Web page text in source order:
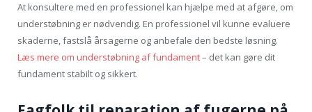
At konsultere med en professionel kan hjælpe med at afgøre, om
understøbning er nødvendig. En professionel vil kunne evaluere
skaderne, fastslå årsagerne og anbefale den bedste løsning.
Læs mere om understøbning af fundament– det kan gøre dit
fundament stabilt og sikkert.